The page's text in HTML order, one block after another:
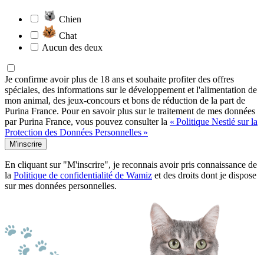
Chien
Chat
Aucun des deux
Je confirme avoir plus de 18 ans et souhaite profiter des offres
spéciales, des informations sur le développement et l'alimentation de
mon animal, des jeux-concours et bons de réduction de la part de
Purina France. Pour en savoir plus sur le traitement de mes données
par Purina France, vous pouvez consulter la « Politique Nestlé sur la
Protection des Données Personnelles »
M'inscrire
En cliquant sur "M'inscrire", je reconnais avoir pris connaissance de
la Politique de confidentialité de Wamiz et des droits dont je dispose
sur mes données personnelles.